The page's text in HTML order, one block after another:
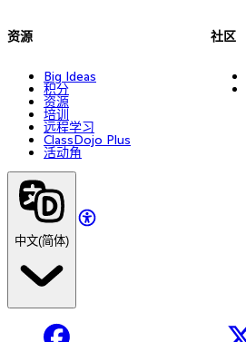
资源
Big Ideas
积分
资源
培训
远程学习
ClassDojo Plus
活动角
社区
中文(简体)
Facebook X